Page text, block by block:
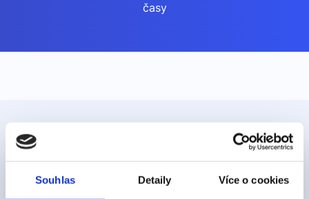
Souhlas Detaily Více o cookies
časy
Výuka jazyků z pohodlí domova